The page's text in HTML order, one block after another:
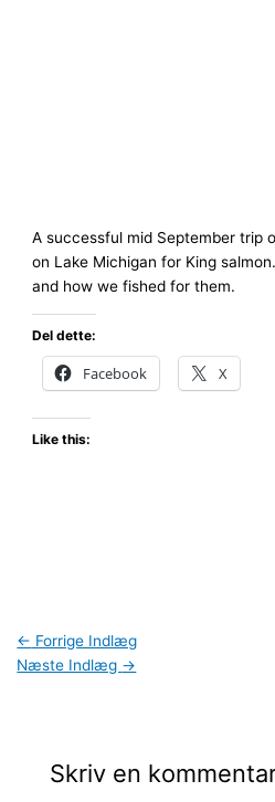
A successful mid September trip
on Lake Michigan for King
and how we fished for them.
Del dette:
Facebook X
Like this:
← Forrige Indlæg
Næste Indlæg →
Skriv en